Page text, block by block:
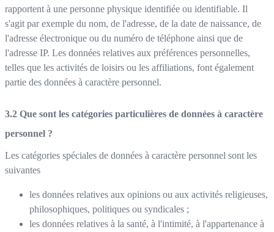
rapportent à une personne physique identifiée ou identifiable. Il
s'agit par exemple du nom, de l'adresse, de la date de naissance, de
l'adresse électronique ou du numéro de téléphone ainsi que de
l'adresse IP. Les données relatives aux préférences personnelles,
telles que les activités de loisirs ou les affiliations, font également
partie des données à caractère personnel.
Que sont les catégories particulières de données à caractère
personnel ?
Les catégories spéciales de données à caractère personnel sont les
suivantes
les données relatives aux opinions ou aux activités religieuses,
philosophiques, politiques ou syndicales ;
les données relatives à la santé, à l'intimité, à l'appartenance à